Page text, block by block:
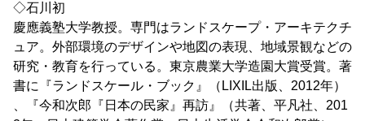
◇石川初
慶應義塾大学教授。専門はランドスケープ・アーキテクチ
ュア。外部環境のデザインや地図の表現、地域景観などの
研究・教育を行っている。東京農業大学造園大賞受賞。著
書に『ランドスケール・ブック』（LIXIL出版、2012年）
、『今和次郎『日本の民家』再訪』（共著、平凡社、201